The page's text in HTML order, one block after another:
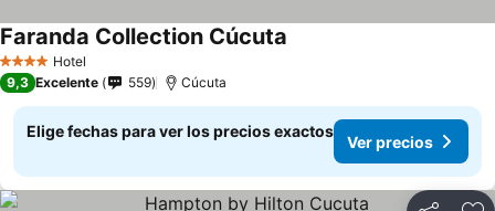
4 EstrellasHotel
Faranda Collection Cúcuta
9,3 Excelente 559 Cúcuta
Elige fechas para ver los precios exactos
Ver precios